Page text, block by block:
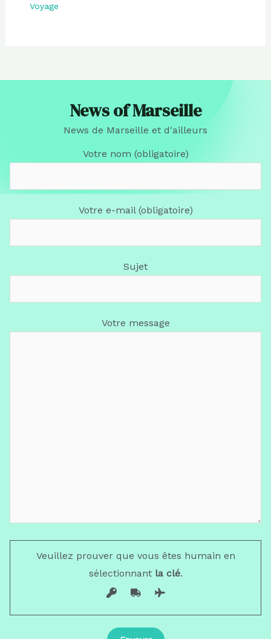
Voyage
News of Marseille
News de Marseille et d'ailleurs
Votre nom (obligatoire)
Votre e-mail (obligatoire)
Sujet
Votre message
Veuillez prouver que vous êtes humain en
sélectionnantla clé.